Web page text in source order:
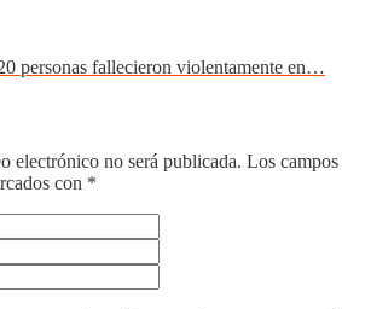
personas fallecieron violentamente en…
electrónico no será publicada. Los campos
con *